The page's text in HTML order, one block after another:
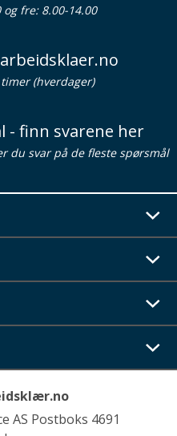
fre: 8.00-14.00
(hverdager)
- finn svarene her
du svar på de fleste spørsmål
AS Postboks 4691